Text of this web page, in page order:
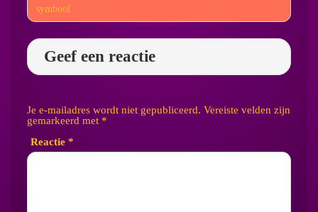
symbool
Geef een reactie
Je e-mailadres wordt niet gepubliceerd. Vereiste velden zijn
gemarkeerd met *
Reactie *